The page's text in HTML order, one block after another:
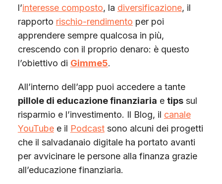
l’interesse composto, la diversificazione, il
rapporto rischio-rendimento per poi
apprendere sempre qualcosa in più,
crescendo con il proprio denaro: è questo
l’obiettivo di Gimme5.
All’interno dell’app puoi accedere a tante
pillole di educazione finanziaria e tipssul
risparmio e l’investimento. Il Blog, il canale
YouTubee il Podcastsono alcuni dei progetti
che il salvadanaio digitale ha portato avanti
per avvicinare le persone alla finanza grazie
all’educazione finanziaria.